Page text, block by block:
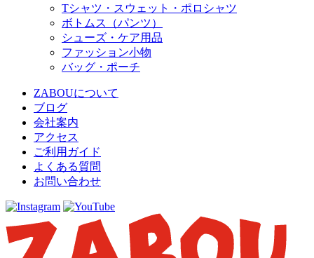
Tシャツ・スウェット・ポロシャツ
ボトムス（パンツ）
シューズ・ケア用品
ファッション小物
バッグ・ポーチ
ZABOUについて
ブログ
会社案内
アクセス
ご利用ガイド
よくある質問
お問い合わせ